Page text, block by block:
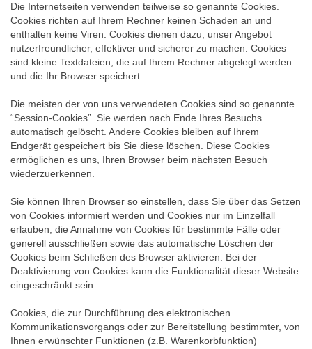
Die Internetseiten verwenden teilweise so genannte Cookies.
Cookies richten auf Ihrem Rechner keinen Schaden an und
enthalten keine Viren. Cookies dienen dazu, unser Angebot
nutzerfreundlicher, effektiver und sicherer zu machen. Cookies
sind kleine Textdateien, die auf Ihrem Rechner abgelegt werden
und die Ihr Browser speichert.
Die meisten der von uns verwendeten Cookies sind so genannte
“Session-Cookies”. Sie werden nach Ende Ihres Besuchs
automatisch gelöscht. Andere Cookies bleiben auf Ihrem
Endgerät gespeichert bis Sie diese löschen. Diese Cookies
ermöglichen es uns, Ihren Browser beim nächsten Besuch
wiederzuerkennen.
Sie können Ihren Browser so einstellen, dass Sie über das Setzen
von Cookies informiert werden und Cookies nur im Einzelfall
erlauben, die Annahme von Cookies für bestimmte Fälle oder
generell ausschließen sowie das automatische Löschen der
Cookies beim Schließen des Browser aktivieren. Bei der
Deaktivierung von Cookies kann die Funktionalität dieser Website
eingeschränkt sein.
Cookies, die zur Durchführung des elektronischen
Kommunikationsvorgangs oder zur Bereitstellung bestimmter, von
Ihnen erwünschter Funktionen (z.B. Warenkorbfunktion)